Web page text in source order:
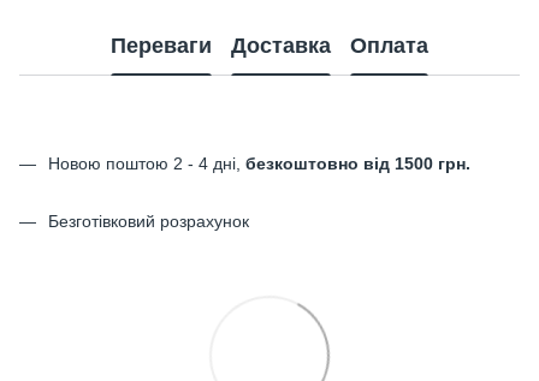
Переваги Доставка Оплата
Новою поштою 2 - 4 дні, безкоштовно від 1500 грн.
Безготівковий розрахунок